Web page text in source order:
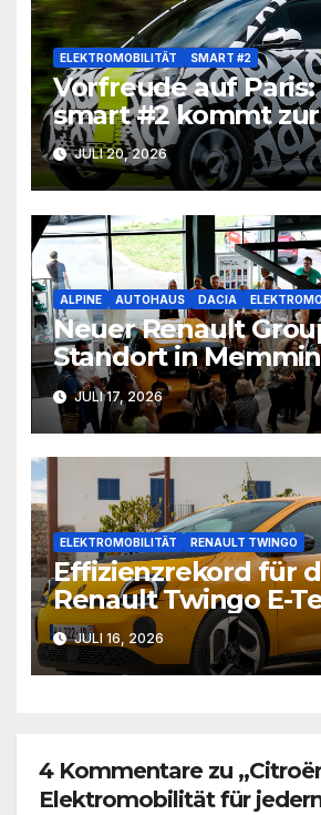
ELEKTROMOBILITÄT SMART #2
Vorfreude auf Paris:
smart #2 kommt
die Straße
JULI 20, 2026
ALPINE AUTOHAUS DACIA
Neuer Renault
Standort in
JULI 17, 2026
ELEKTROMOBILITÄT RENAULT TWINGO
Effizienzrekord für
Renault Twingo E-
JULI 16, 2026
4 Kommentare zu
Elektromobilität für